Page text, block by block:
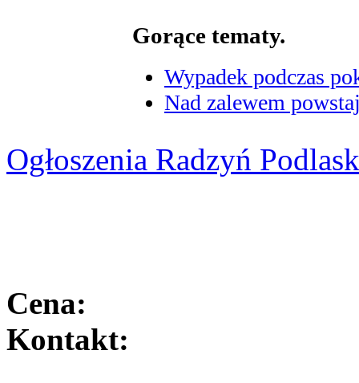
Gorące tematy.
Wypadek podczas
Nad zalewem
Ogłoszenia Radzyń
Cena:
Kontakt: